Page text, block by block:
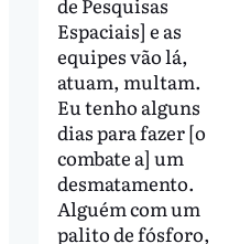
Espaciais] e as
equipes vão lá,
atuam, multam.
Eu tenho alguns
dias para fazer [o
combate a] um
desmatamento.
Alguém com um
palito de fósforo,